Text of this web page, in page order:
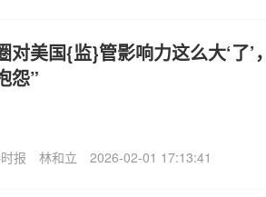
对美国{监}管影响力这么大‘了’
怨”
报 林和立 2026-02-01 17:13:41